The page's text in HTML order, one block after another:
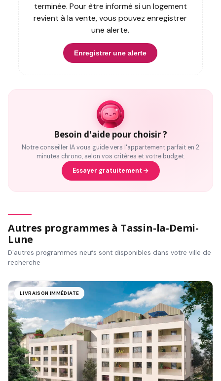
terminée. Pour être informé si un logement
revient à la vente, vous pouvez enregistrer
une alerte.
Enregistrer une alerte
Besoin d'aide pour choisir ?
Notre conseiller IA vous guide vers l'appartement parfait en 2
minutes chrono, selon vos critères et votre budget.
Essayer gratuitement
Autres programmes à Tassin-la-Demi-
Lune
D'autres programmes neufs sont disponibles dans votre ville de
recherche
LIVRAISON IMMÉDIATE